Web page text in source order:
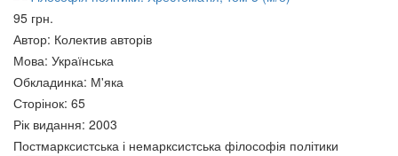
мене навчили діти Демарьов
250 грн.
95 грн.
Автор: Колектив авторів
Мова: Українська
Обкладинка: М'яка
Сторінок: 65
Рік видання: 2003
Постмарксистська і немарксистська філософія політики